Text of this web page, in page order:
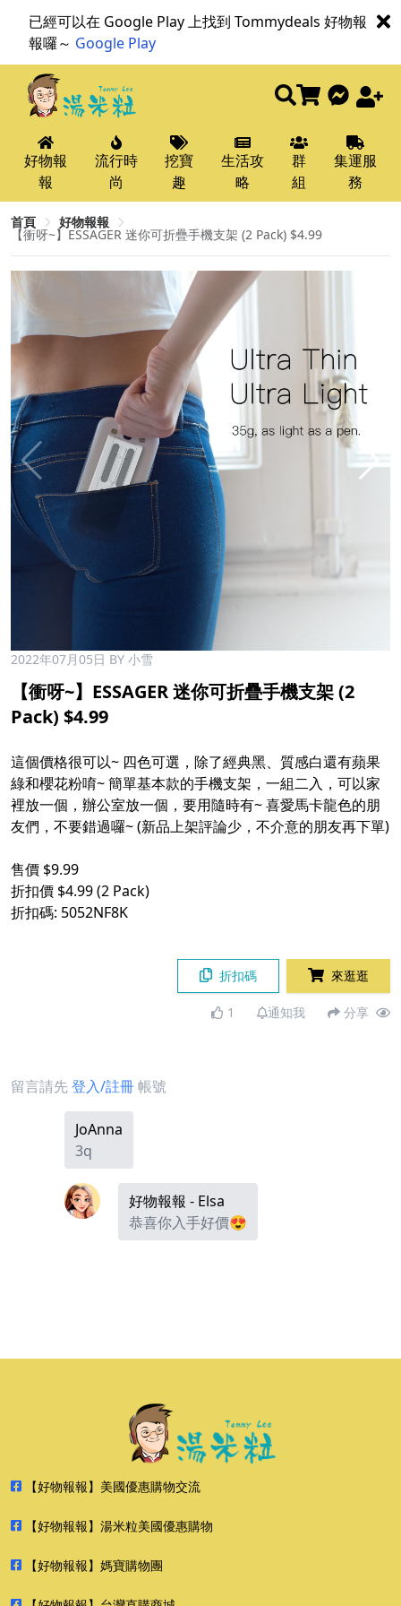
已經可以在 Google Play 上找到 Tommydeals 好物報
報囉～ Google Play
好物報
報
流行時
尚
挖寶
趣
生活攻
略
群
組
集運服
務
首頁 好物報報
【衝呀~】ESSAGER 迷你可折疊手機支架 (2 Pack) $4.99
2022年07月05日 BY 小雪
【衝呀~】ESSAGER 迷你可折疊手機支架 (2
Pack) $4.99
這個價格很可以~ 四色可選，除了經典黑、質感白還有蘋果
綠和櫻花粉唷~ 簡單基本款的手機支架，一組二入，可以家
裡放一個，辦公室放一個，要用隨時有~ 喜愛馬卡龍色的朋
友們，不要錯過囉~ (新品上架評論少，不介意的朋友再下單)
售價 $9.99
折扣價 $4.99 (2 Pack)
折扣碼: 5052NF8K
折扣碼 來逛逛
1 通知我 分享
留言請先登入/註冊帳號
JoAnna
3q
好物報報 - Elsa
恭喜你入手好價😍
【好物報報】美國優惠購物交流
【好物報報】湯米粒美國優惠購物
【好物報報】媽寶購物團